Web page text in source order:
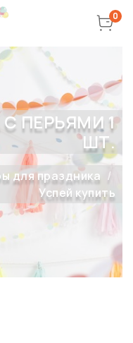
0
ПЕРЬЯМИ 1
ШТ.
для праздника
Успей купить